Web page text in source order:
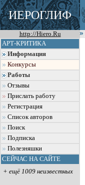
ИЕРОГЛИФ
http://Hiero.Ru
АРТ-КРИТИКА
Информация
Конкурсы
Работы
Отзывы
Прислать работу
Регистрация
Список авторов
Поиск
Подписка
Полезняшки
СЕЙЧАС НА САЙТЕ
+ ещё 1009 неизвестных